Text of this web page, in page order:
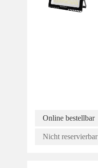
Online bestellbar
Nicht reservierbar